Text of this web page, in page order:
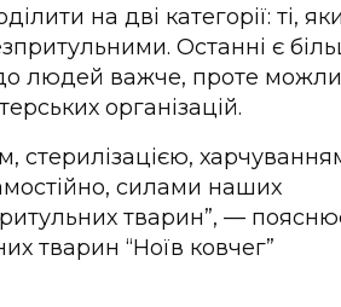
на дві категорії: ті,
Останні є
людей важче, проте
організацій.
стерилізацією,
силами наших
тварин”, —
тварин “Ноїв ковчег”